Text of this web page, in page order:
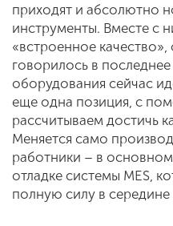
приходят и абсолютно
инструменты. Вместе с
«встроенное
говорилось в
оборудования сейчас
еще одна позиция, с
рассчитываем достичь
Меняется само
работники – в
отладке системы MES,
полную силу в